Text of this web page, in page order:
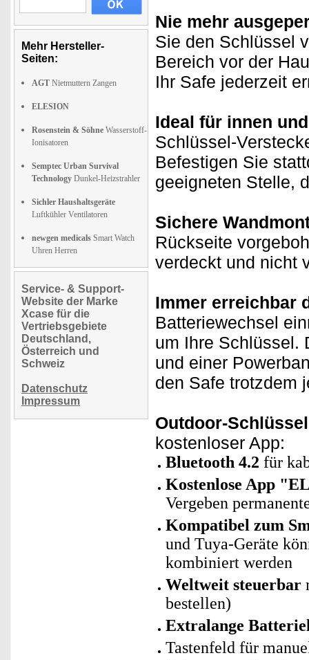
Mehr Hersteller-
Seiten:
AGT Nietmuttern Zangen
ELESION
Rosenstein & Söhne Wasserstoff-
Ionisatoren
Semptec Urban Survival
Technology Dunkel-Heizstrahler
Sichler Haushaltsgeräte
Luftkühler Ventilatoren
newgen medicals Smart Watch
Uhren Herren
Service- & Support-
Website der Marke
Xcase für die
Vertriebsgebiete
Deutschland,
Österreich und
Schweiz
Datenschutz
Impressum
Nie mehr
Sie den Schlüssel
Bereich vor der
Ihr Safe jederzeit
Ideal für innen
Schlüssel-
Befestigen Sie
geeigneten Stelle,
Sichere
Rückseite
verdeckt und nicht
Immer erreichbar
Batteriewechsel
um Ihre Schlüssel.
und einer
den Safe trotzdem
Outdoor-
kostenloser App:
Bluetooth 4.2 für
Kostenlose App
Vergeben
Kompatibel zum
und Tuya-Geräte
kombiniert werden
Weltweit steuerbar
bestellen)
Extralange
Tastenfeld für